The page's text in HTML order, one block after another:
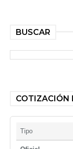
BUSCAR
COTIZACIÓN
Tipo